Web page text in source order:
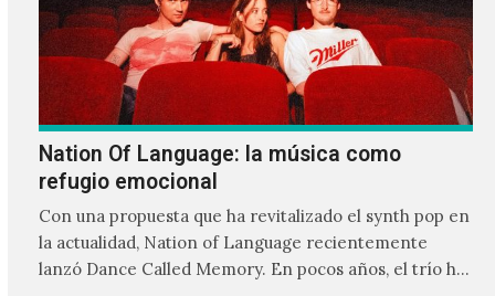
Nation Of Language: la música como
refugio emocional
Con una propuesta que ha revitalizado el synth pop en
la actualidad, Nation of Language recientemente
lanzó Dance Called Memory. En pocos años, el trío ha